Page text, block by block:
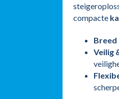
compacte
Veilig